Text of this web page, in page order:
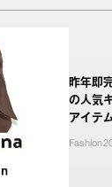
昨年即
の人気
アイテ
Fashion